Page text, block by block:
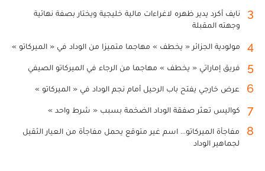
3
نايف أكرد يدير ظهره لاغراءات مالية خليجية ويختار بصفة نهائية
وجهته المقبلة
4 مولودية الجزائر « يخطف » مهاجما متميزا من الوداد في « الميركاتو »
5 فريق إماراتي « يخطف » مهاجما من الرجاء في الميركاتو الصيفي
6 عرض خارجي يفتح باب الرحيل أمام نجم الوداد في « الميركاتو »
7 كواليس تعثر صفقة الوداد الضخمة بسبب « شرط واحد »
8
مفاجأة الميركاتو... اسم غير متوقع يحمل مفاجأة من العيار الثقيل
لجماهير الوداد